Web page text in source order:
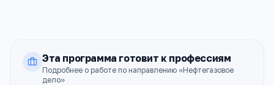
Эта программа готовит к профессиям
Подробнее о работе по направлению «Нефтегазовое
дело»